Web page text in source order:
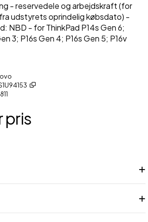
- reservedele og arbejdskraft (for
udstyrets oprindelig købsdato) -
NBD - for ThinkPad P14s Gen 6;
3; P16s Gen 4; P16s Gen 5; P16v
pris